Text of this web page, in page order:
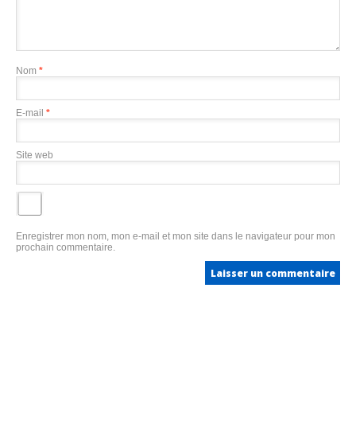
Nom *
E-mail *
Site web
Enregistrer mon nom, mon e-mail et mon site dans le navigateur pour mon
prochain commentaire.